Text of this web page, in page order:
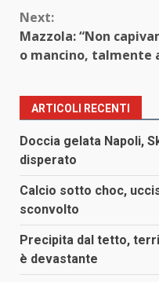
Next:
Mazzola: “Non
o mancino, talmente
ARTICOLI RECENTI
Doccia gelata Napoli,
disperato
Calcio sotto choc,
sconvolto
Precipita dal tetto,
è devastante